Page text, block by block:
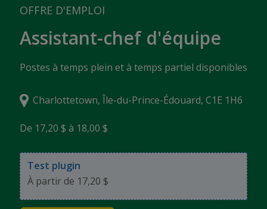
OFFRE D'EMPLOI
Assistant-chef d'équipe
Postes à temps plein et à temps partiel disponibles
Charlottetown, Île-du-Prince-Édouard, C1E 1H6
De 17,20 $ à 18,00 $
Test plugin
À partir de 17,20 $